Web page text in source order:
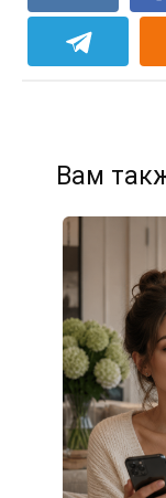
Вам